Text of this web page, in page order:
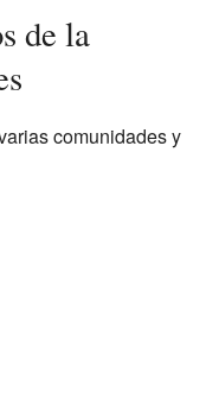
de la
comunidades y